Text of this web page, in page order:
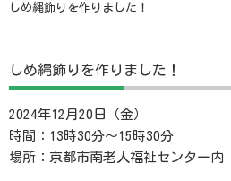
しめ縄飾りを作りました！
しめ縄飾りを作りました！
2024年12月20日（金）
時間：13時30分～15時30分
場所：京都市南老人福祉センター内